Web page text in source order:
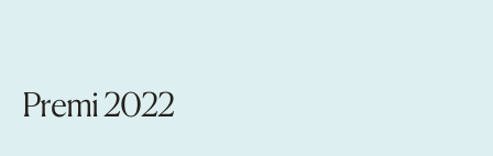
Premi 2022